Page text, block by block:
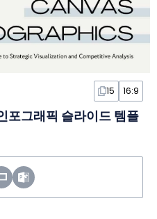
15 16:9
포그래픽 슬라이드 템플